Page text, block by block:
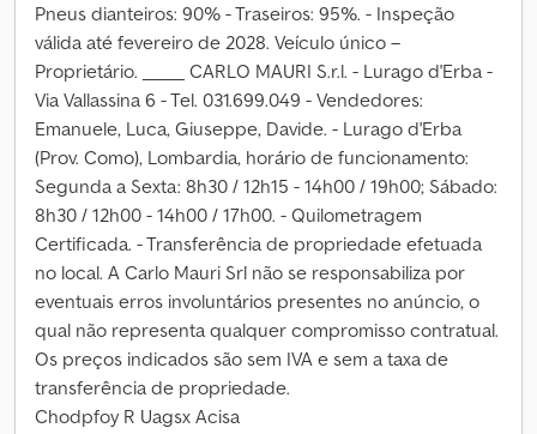
Pneus dianteiros: 90% - Traseiros: 95%. - Inspeção
válida até fevereiro de 2028. Veículo único –
Proprietário. _____ CARLO MAURI S.r.l. - Lurago d'Erba -
Via Vallassina 6 - Tel. 031.699.049 - Vendedores:
Emanuele, Luca, Giuseppe, Davide. - Lurago d'Erba
(Prov. Como), Lombardia, horário de funcionamento:
Segunda a Sexta: 8h30 / 12h15 - 14h00 / 19h00; Sábado:
8h30 / 12h00 - 14h00 / 17h00. - Quilometragem
Certificada. - Transferência de propriedade efetuada
no local. A Carlo Mauri Srl não se responsabiliza por
eventuais erros involuntários presentes no anúncio, o
qual não representa qualquer compromisso contratual.
Os preços indicados são sem IVA e sem a taxa de
transferência de propriedade.
Chodpfoy R Uagsx Acisa